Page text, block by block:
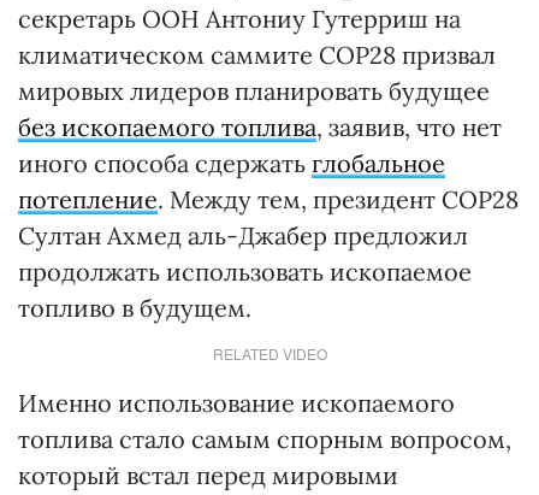
секретарь ООН Антониу Гутерриш на
климатическом саммите COP28 призвал
мировых лидеров планировать будущее
без ископаемого топлива, заявив, что нет
иного способа сдержать глобальное
потепление. Между тем, президент COP28
Султан Ахмед аль-Джабер предложил
продолжать использовать ископаемое
топливо в будущем.
RELATED VIDEO
Именно использование ископаемого
топлива стало самым спорным вопросом,
который встал перед мировыми